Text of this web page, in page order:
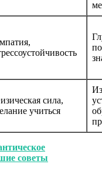
сила,
учиться
советы